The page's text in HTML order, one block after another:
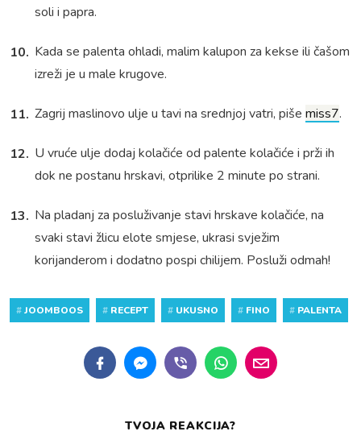
soli i papra.
Kada se palenta ohladi, malim kalupon za kekse ili čašom
izreži je u male krugove.
Zagrij maslinovo ulje u tavi na srednjoj vatri, piše miss7.
U vruće ulje dodaj kolačiće od palente kolačiće i prži ih
dok ne postanu hrskavi, otprilike 2 minute po strani.
Na pladanj za posluživanje stavi hrskave kolačiće, na
svaki stavi žlicu elote smjese, ukrasi svježim
korijanderom i dodatno pospi chilijem. Posluži odmah!
#JOOMBOOS # RECEPT # UKUSNO # FINO # PALENTA
TVOJA REAKCIJA?